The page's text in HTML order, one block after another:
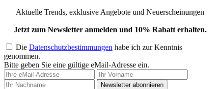
Aktuelle Trends, exklusive Angebote und Neuerscheinungen
Jetzt zum Newsletter anmelden und 10% Rabatt erhalten.
Die Datenschutzbestimmungen habe ich zur Kenntnis
genommen.
Bitte geben Sie eine gültige eMail-Adresse ein.
Newsletter abonnieren